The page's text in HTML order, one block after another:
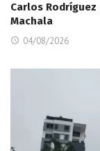
Carlos
Machala
04/08/2026